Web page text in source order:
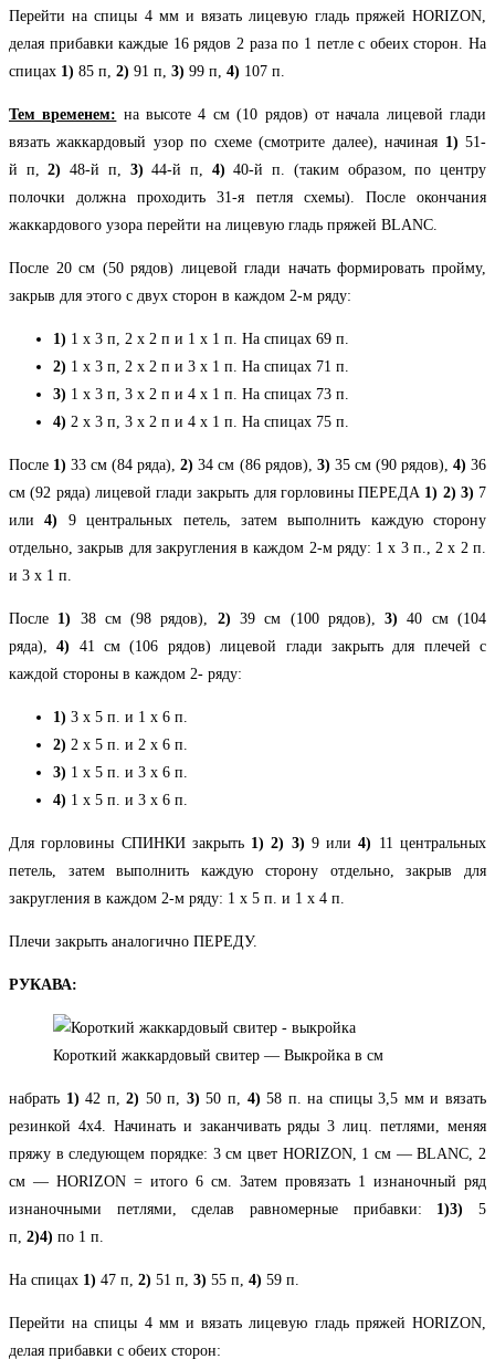
Перейти на спицы 4 мм и вязать лицевую гладь пряжей HORIZON,
делая прибавки каждые 16 рядов 2 раза по 1 петле с обеих сторон. На
спицах 1) 85 п, 2) 91 п, 3) 99 п, 4) 107 п.
Тем временем: на высоте 4 см (10 рядов) от начала лицевой глади
вязать жаккардовый узор по схеме (смотрите далее), начиная 1) 51-
й п,2) 48-й п, 3) 44-й п, 4) 40-й п. (таким образом, по центру
полочки должна проходить 31-я петля схемы). После окончания
жаккардового узора перейти на лицевую гладь пряжей BLANC.
После 20 см (50 рядов) лицевой глади начать формировать пройму,
закрыв для этого с двух сторон в каждом 2-м ряду:
1) 1 х 3 п, 2 х 2 п и 1 х 1 п. На спицах 69 п.
2) 1 х 3 п, 2 х 2 п и 3 х 1 п. На спицах 71 п.
3) 1 х 3 п, 3 х 2 п и 4 х 1 п. На спицах 73 п.
4) 2 х 3 п, 3 х 2 п и 4 х 1 п. На спицах 75 п.
После 1) 33 см (84 ряда),2) 34 см (86 рядов), 3) 35 см (90 рядов), 4) 36
см (92 ряда) лицевой глади закрыть для горловины ПЕРЕДА 1) 2) 3) 7
или4) 9 центральных петель, затем выполнить каждую сторону
отдельно, закрыв для закругления в каждом 2-м ряду: 1 х 3 п., 2 х 2 п.
и 3 х 1 п.
После 1) 38 см (98 рядов), 2) 39 см (100 рядов),3) 40 см (104
ряда),4) 41 см (106 рядов) лицевой глади закрыть для плечей с
каждой стороны в каждом 2- ряду:
1) 3 х 5 п. и 1 х 6 п.
2) 2 х 5 п. и 2 х 6 п.
3) 1 х 5 п. и 3 х 6 п.
4) 1 х 5 п. и 3 х 6 п.
Для горловины СПИНКИ закрыть 1) 2) 3) 9 или4) 11 центральных
петель, затем выполнить каждую сторону отдельно, закрыв для
закругления в каждом 2-м ряду: 1 х 5 п. и 1 х 4 п.
Плечи закрыть аналогично ПЕРЕДУ.
РУКАВА:
Короткий жаккардовый свитер — Выкройка в см
набрать 1) 42 п,2) 50 п, 3) 50 п, 4) 58 п. на спицы 3,5 мм и вязать
резинкой 4х4. Начинать и заканчивать ряды 3 лиц. петлями, меняя
пряжу в следующем порядке: 3 см цвет HORIZON, 1 см — BLANC, 2
см — HORIZON = итого 6 см. Затем провязать 1 изнаночный ряд
изнаночными петлями, сделав равномерные прибавки: 1)3) 5
п, 2)4) по 1 п.
На спицах 1) 47 п, 2) 51 п, 3) 55 п, 4) 59 п.
Перейти на спицы 4 мм и вязать лицевую гладь пряжей HORIZON,
делая прибавки с обеих сторон: